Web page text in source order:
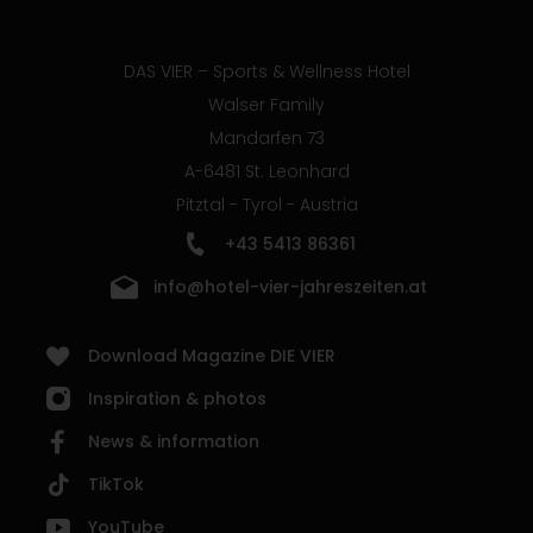
DAS VIER – Sports & Wellness Hotel
Walser Family
Mandarfen 73
A-6481 St. Leonhard
Pitztal - Tyrol - Austria
+43 5413 86361
info@hotel-vier-jahreszeiten.at
Download Magazine DIE VIER
Inspiration & photos
News & information
TikTok
YouTube